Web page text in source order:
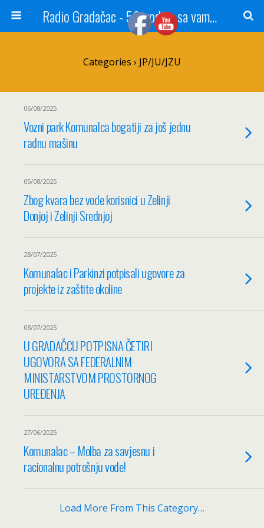
Radio Gradačac - 56 godina sa vama...
Categories › JP/JU/JZU
06/08/2025
Vozni park Komunalca bogatiji za još jednu
radnu mašinu
05/08/2025
Zbog kvara bez vode korisnici u Zelinji
Donjoj i Zelinji Srednjoj
28/07/2025
Komunalac i Parkinzi potpisali ugovore za
projekte iz zaštite okoline
08/07/2025
U GRADAČCU POTPISNA ČETIRI
UGOVORA SA FEDERALNIM
MINISTARSTVOM PROSTORNOG
UREĐENJA
27/06/2025
Komunalac – Molba za savjesnu i
racionalnu potrošnju vode!
Load More From This Category…